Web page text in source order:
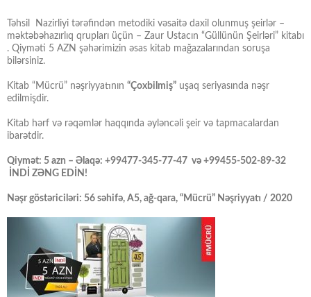
Təhsil Nazirliyi tərəfindən metodiki vəsaitə daxil olunmuş şeirlər –
məktəbəhazırlıq qrupları üçün – Zaur Ustacın “Güllünün Şeirləri” kitabı
. Qiyməti 5 AZN şəhərimizin əsas kitab mağazalarından soruşa
bilərsiniz.
Kitab “Mücrü” nəşriyyatının “Çoxbilmiş” uşaq seriyasında nəşr
edilmişdir.
Kitab hərf və rəqəmlər haqqında əyləncəli şeir və tapmacalardan
ibarətdir.
Qiymət: 5 azn – Əlaqə: +99477-345-77-47 və +99455-502-89-32
İNDİ ZƏNG EDİN!
Nəşr göstəriciləri: 56 səhifə, A5, ağ-qara, “Mücrü” Nəşriyyatı / 2020